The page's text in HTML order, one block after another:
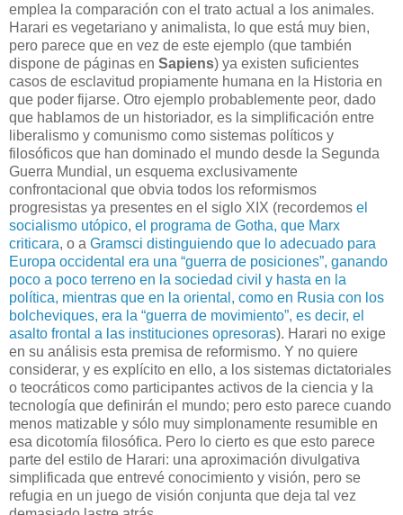
emplea la comparación con el trato actual a los animales.
Harari es vegetariano y animalista, lo que está muy bien,
pero parece que en vez de este ejemplo (que también
dispone de páginas en Sapiens) ya existen suficientes
casos de esclavitud propiamente humana en la Historia en
que poder fijarse. Otro ejemplo probablemente peor, dado
que hablamos de un historiador, es la simplificación entre
liberalismo y comunismo como sistemas políticos y
filosóficos que han dominado el mundo desde la Segunda
Guerra Mundial, un esquema exclusivamente
confrontacional que obvia todos los reformismos
progresistas ya presentes en el siglo XIX (recordemos el
socialismo utópico, el programa de Gotha, que Marx
criticara, o a Gramsci distinguiendo que lo adecuado para
Europa occidental era una “guerra de posiciones”, ganando
poco a poco terreno en la sociedad civil y hasta en la
política, mientras que en la oriental, como en Rusia con los
bolcheviques, era la “guerra de movimiento”, es decir, el
asalto frontal a las instituciones opresoras). Harari no exige
en su análisis esta premisa de reformismo. Y no quiere
considerar, y es explícito en ello, a los sistemas dictatoriales
o teocráticos como participantes activos de la ciencia y la
tecnología que definirán el mundo; pero esto parece cuando
menos matizable y sólo muy simplonamente resumible en
esa dicotomía filosófica. Pero lo cierto es que esto parece
parte del estilo de Harari: una aproximación divulgativa
simplificada que entrevé conocimiento y visión, pero se
refugia en un juego de visión conjunta que deja tal vez